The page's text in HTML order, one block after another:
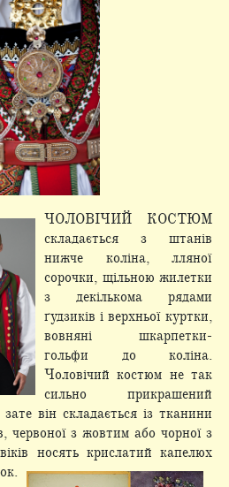
ЧОЛОВІЧИЙ КОСТЮМ
складається з штанів
нижче коліна, лляної
сорочки, щільною жилетки
з декількома рядами
ґудзиків і верхньої куртки,
вовняні шкарпетки-
гольфи до коліна.
Чоловічий костюм не так
сильно прикрашений
він складається із тканини
червоної з жовтим або чорної з
носять крислатий капелюх